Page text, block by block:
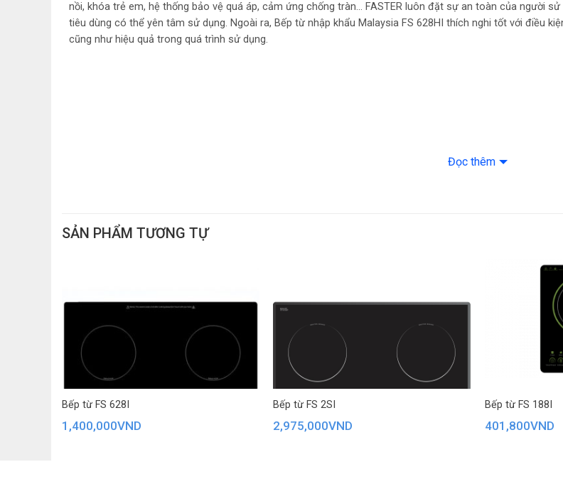
nồi, khóa trẻ em, hệ thống bảo vệ quá áp, cảm ứng chống tràn… FASTER luôn đặt sự an toàn của người
tiêu dùng có thể yên tâm sử dụng. Ngoài ra, Bếp từ nhập khẩu Malaysia FS 628HI thích nghi tốt với điều
cũng như hiệu quả trong quá trình sử dụng.
Đọc thêm
SẢN PHẨM TƯƠNG TỰ
Bếp từ FS 628I
1,400,000VND
Bếp từ FS 2SI
2,975,000VND
Bếp từ FS 188I
401,800VND